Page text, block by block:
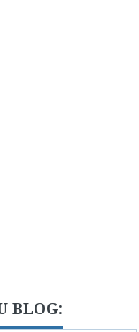
BLOG: